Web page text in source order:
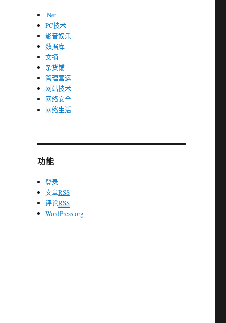
.Net
PC技术
影音娱乐
数据库
文摘
杂货铺
管理营运
网站技术
网络安全
网络生活
功能
登录
文章RSS
评论RSS
WordPress.org